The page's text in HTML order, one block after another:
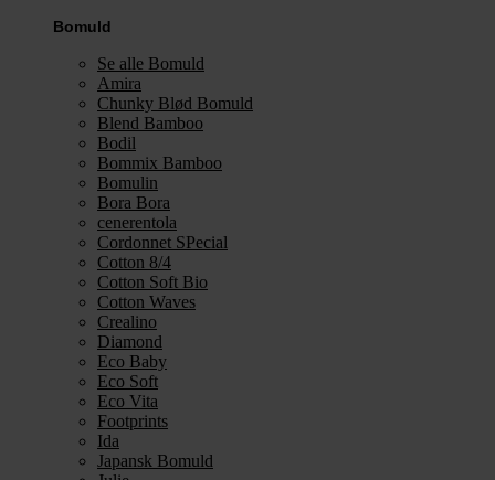
Bomuld
Se alle Bomuld
Amira
Chunky Blød Bomuld
Blend Bamboo
Bodil
Bommix Bamboo
Bomulin
Bora Bora
cenerentola
Cordonnet SPecial
Cotton 8/4
Cotton Soft Bio
Cotton Waves
Crealino
Diamond
Eco Baby
Eco Soft
Eco Vita
Footprints
Ida
Japansk Bomuld